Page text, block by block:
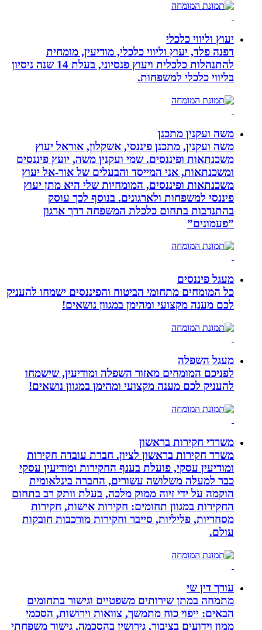
יעוץ וליווי כלכלי
דפנה פלד, יעוץ וליווי כלכלי, מודיעין, מומחית
להתנהלות כלכלית ויעוץ פנסיוני, בעלת 14 שנה ניסיון
בליווי כלכלי למשפחות.
משה ועקנין מתכנן
משה ועקנין, מתכנן פיננסי, אשקלון, אוראל יעוץ
משכנתאות ופיננסים. שמי ועקנין משה, יועץ פיננסים
ומשכנתאות, אני המייסד והבעלים של אור-אל יעוץ
משכנתאות ופיננסים, המומחיות שלי היא מתן יעוץ
פיננסי למשפחות ולארגונים. בנוסף לכך עוסק
בהתנדבות בתחום כלכלת המשפחה דרך ארגון
”פעמונים”
מעגל פיננסים
כל המומחים מתחומי הביטוח והפיננסים ישמחו להעניק
לכם מענה מקצועי ומהימן במגוון נושאים!
מעגל השפלה
לפניכם המומחים מאזור השפלה ומודיעין, שישמחו
להעניק לכם מענה מקצועי ומהימן במגוון נושאים!
משרדי חקירות בראשון
משרד חקירות בראשון לציון. חברת עובדה חקירות
ומודיעין עסקי, פועלת בענף החקירות ומודיעין עסקי
כבר למעלה משלושה עשורים, החברה בינלאומית
הוקמה על ידי זיוה ממוק מלכה, בעלת וותק רב בתחום
החקירות במגוון תחומים: חקירות אישות, חקירות
מסחריות, פליליות, סייבר וחקירות מורכבות חובקות
עולם.
עורך דין שי
מתמחה במתן שירותים משפטיים וגישור בתחומים
הבאים: ייפוי כוח מתמשך, צוואות וירושות, הסכמי
ממון וידועים בציבור, גירושין בהסכמה, גישור משפחתי